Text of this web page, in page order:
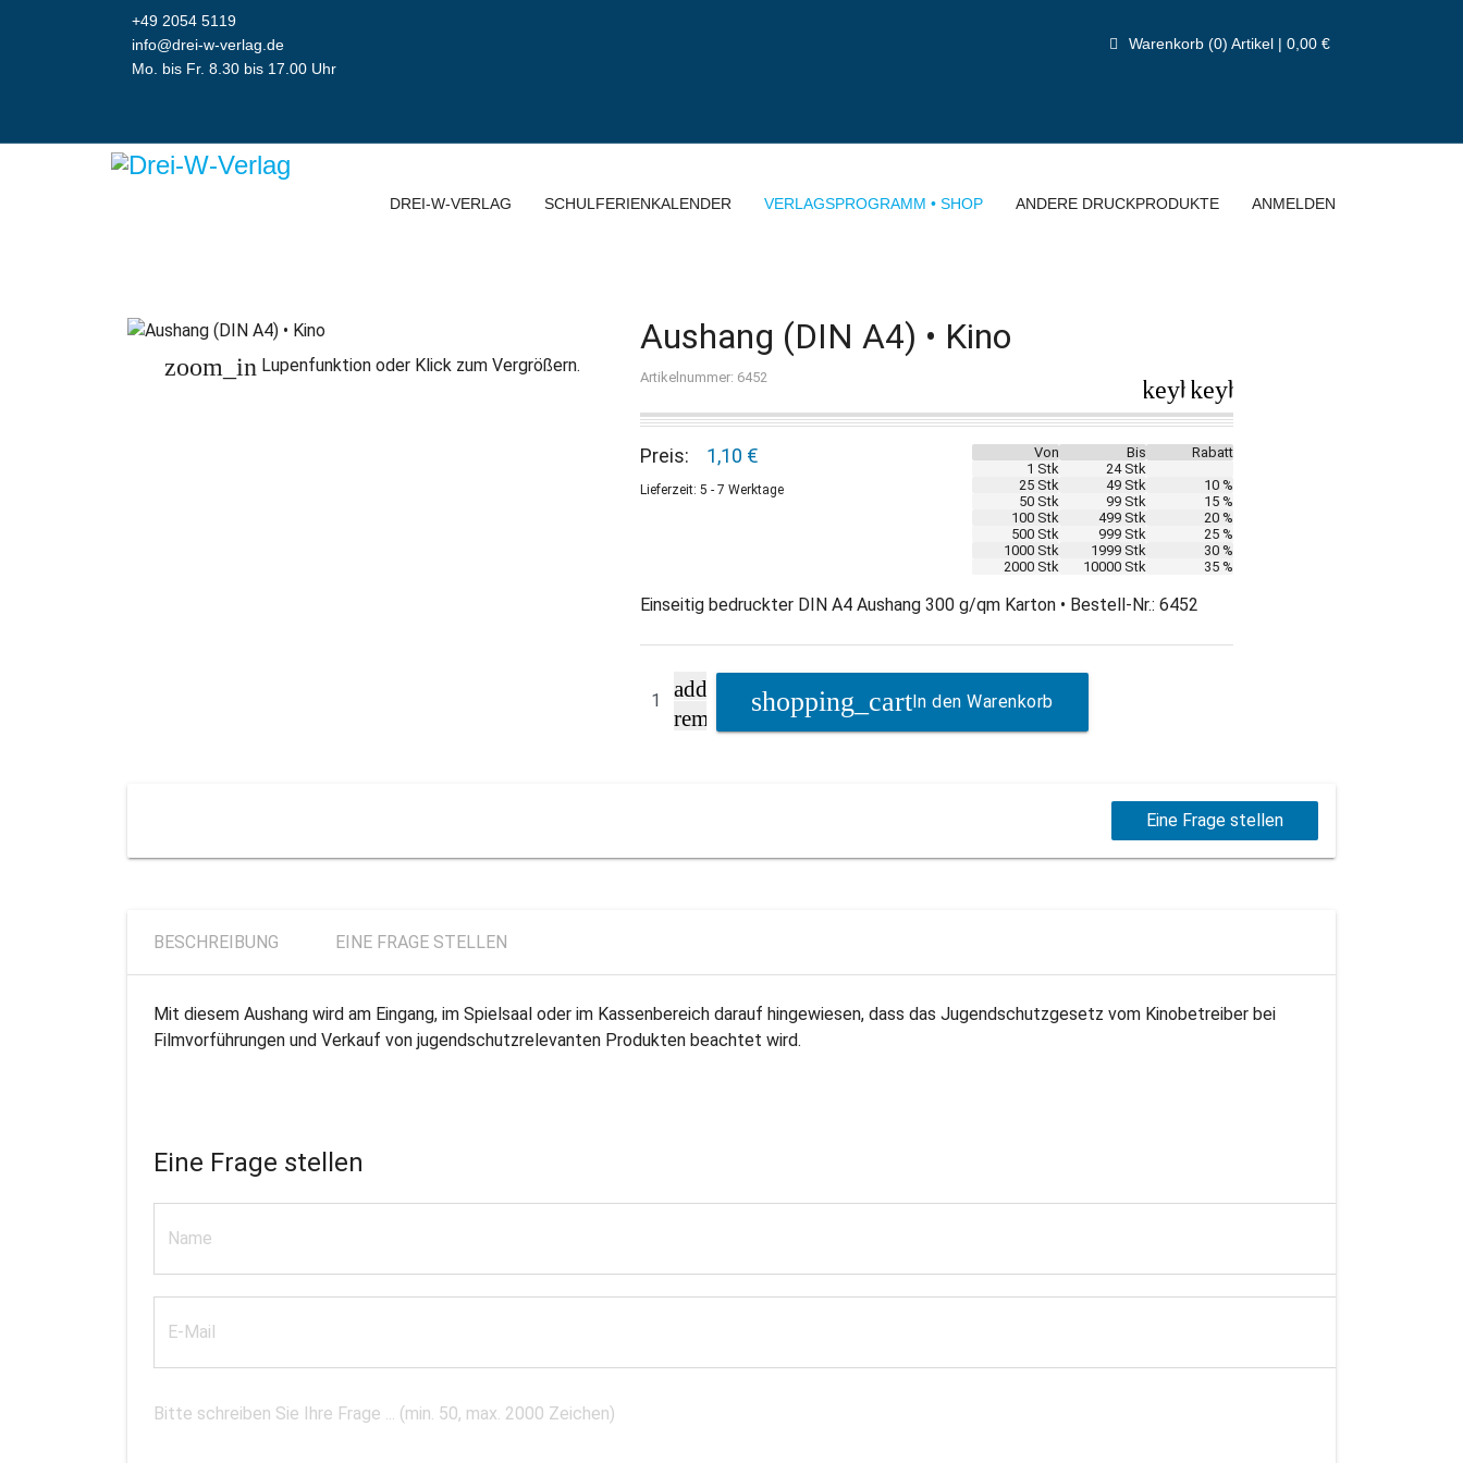
+49 2054 5119
info@drei-w-verlag.de
Mo. bis Fr. 8.30 bis 17.00 Uhr
Warenkorb (0) Artikel | 0,00 €
DREI-W-VERLAG SCHULFERIENKALENDER VERLAGSPROGRAMM • SHOP ANDERE DRUCKPRODUKTE ANMELDEN
zoom_in Lupenfunktion oder Klick zum Vergrößern.
Aushang (DIN A4) • Kino
Artikelnummer: 6452 keyboard_arrow_left
keyboard_arrow_right
Von Bis
Rabatt
1 Stk
24 Stk
25 Stk
49 Stk
10 %
50 Stk
99 Stk
15 %
100 Stk
499 Stk
20 %
500 Stk
999 Stk
25 %
1000 Stk
1999 Stk
30 %
2000 Stk
10000 Stk 35 %
Preis: 1,10 €
Lieferzeit: 5 - 7 Werktage
Einseitig bedruckter DIN A4 Aushang 300 g/qm Karton • Bestell-Nr.: 6452
add
remove
In den Warenkorb
Eine Frage stellen
BESCHREIBUNG EINE FRAGE STELLEN
Mit diesem Aushang wird am Eingang, im Spielsaal oder im Kassenbereich darauf hingewiesen, dass das Jugendschutzgesetz vom Kinobetreiber bei
Filmvorführungen und Verkauf von jugendschutzrelevanten Produkten beachtet wird.
Eine Frage stellen